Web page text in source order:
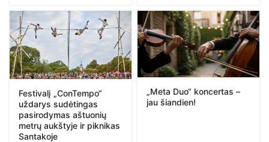
Festivalį „ConTempo“
uždarys sudėtingas
pasirodymas aštuonių
metrų aukštyje ir piknikas
Santakoje
„Meta Duo“ koncertas –
jau šiandien!